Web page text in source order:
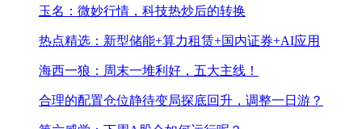
玉名：微妙行情，科技热炒后的转换
热点精选：新型储能+算力租赁+国内证券+AI应用
海西一狼：周末一堆利好，五大主线！
合理的配置仓位静待变局探底回升，调整一日游？